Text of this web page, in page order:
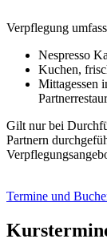
Verpflegung
Nespresso
Kuchen,
Mittagessen
Gilt nur bei
Partnern
Termine und